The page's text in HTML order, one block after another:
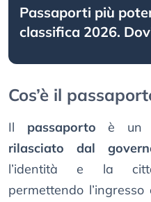
Passaporti più
classifica 2026.
Cos’è il
Il passaporto è un
rilasciato dal
l’identità e la
permettendo